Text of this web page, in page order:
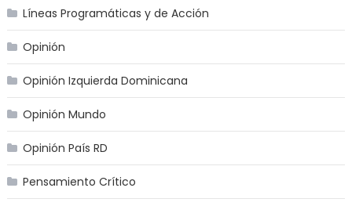
Líneas Programáticas y de Acción
Opinión
Opinión Izquierda Dominicana
Opinión Mundo
Opinión País RD
Pensamiento Crítico